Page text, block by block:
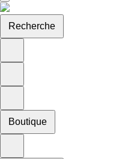
Recherche
Boutique